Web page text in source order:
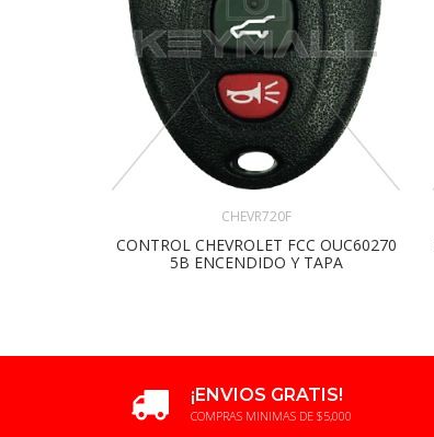
CHEVR720F
CONTROL CHEVROLET FCC OUC60270
5B ENCENDIDO Y TAPA
¡ENVIOS GRATIS!
COMPRAS MINIMAS DE $5,000